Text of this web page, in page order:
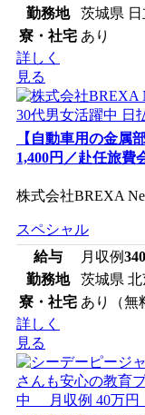
勤務地
茨城県
寮・社宅 あり
詳しく
見る
【自動車用の金属
1,400円／赴任旅費
株式会社BREXA
スペシャル
給与
月収例
勤務地
茨城県
寮・社宅 あり（無
詳しく
見る